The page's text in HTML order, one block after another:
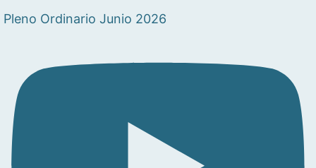
Pleno Ordinario Junio 2026